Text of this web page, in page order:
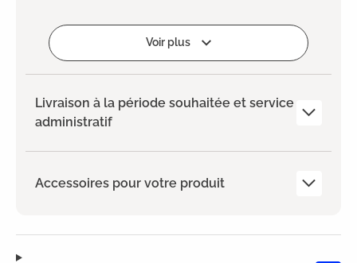
Voir plus
Livraison à la période souhaitée et service
administratif
Accessoires pour votre produit